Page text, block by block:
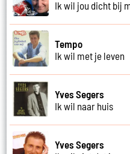
Ik wil jou dicht bij
Tempo
Ik wil met je leven
Yves Segers
Ik wil naar huis
Yves Segers